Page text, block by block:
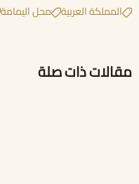
المملكة العربية محل اليمامة
مقالات ذات صلة